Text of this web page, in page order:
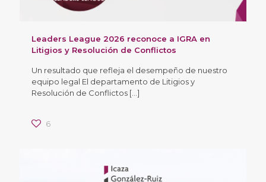
Leaders League 2026 reconoce a IGRA en
Litigios y Resolución de Conflictos
Un resultado que refleja el desempeño de nuestro
equipo legal El departamento de Litigios y
Resolución de Conflictos […]
6